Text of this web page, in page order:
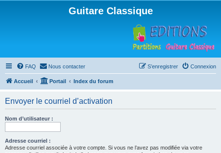
Guitare Classique
FAQ Nous contacter Connexion
S’enregistrer
Accueil Portail Index du forum
Envoyer le courriel d’activation
Nom d’utilisateur :
Adresse courriel :
Adresse courriel associée à votre compte. Si vous ne l’avez pas modifiée via votre